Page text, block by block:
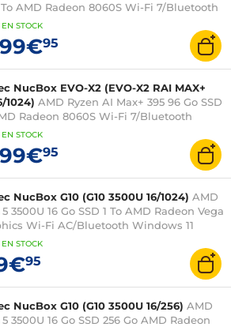
To AMD Radeon 8060S Wi-Fi 7/Bluetooth
11 Professionnel
EN STOCK
95
NucBox EVO-X2 (EVO-X2 RAI MAX+
1024) AMD Ryzen AI Max+ 395 96 Go SSD
Radeon 8060S Wi-Fi 7/Bluetooth
11 Professionnel
EN STOCK
95
NucBox G10 (G10 3500U 16/1024) AMD
3500U 16 Go SSD 1 To AMD Radeon Vega
Wi-Fi AC/Bluetooth Windows 11
EN STOCK
95
NucBox G10 (G10 3500U 16/256) AMD
3500U 16 Go SSD 256 Go AMD Radeon